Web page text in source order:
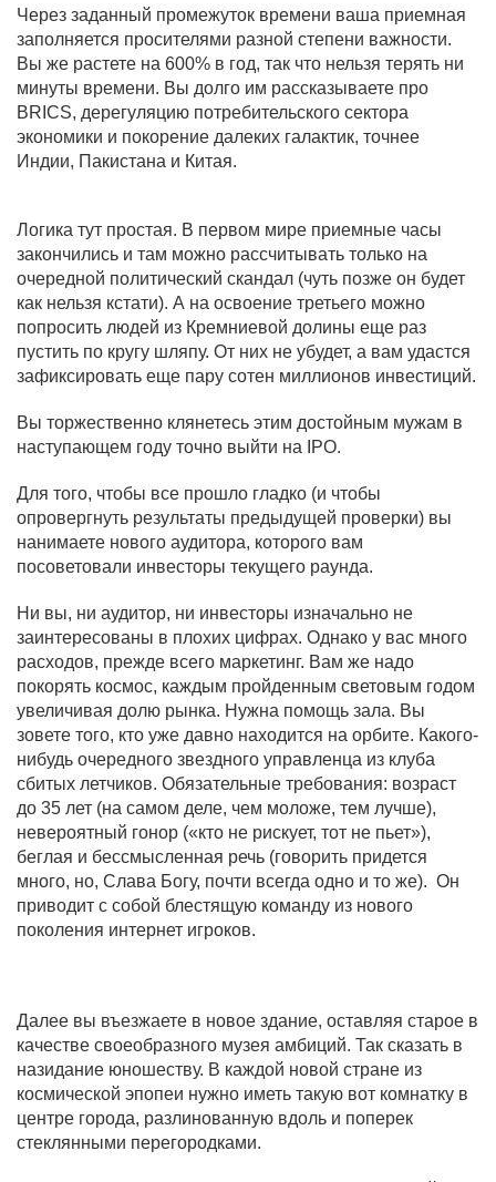
Через заданный промежуток времени ваша приемная
заполняется просителями разной степени важности.
Вы же растете на 600% в год, так что нельзя терять ни
минуты времени. Вы долго им рассказываете про
BRICS, дерегуляцию потребительского сектора
экономики и покорение далеких галактик, точнее
Индии, Пакистана и Китая.
Логика тут простая. В первом мире приемные часы
закончились и там можно рассчитывать только на
очередной политический скандал (чуть позже он будет
как нельзя кстати). А на освоение третьего можно
попросить людей из Кремниевой долины еще раз
пустить по кругу шляпу. От них не убудет, а вам удастся
зафиксировать еще пару сотен миллионов инвестиций.
Вы торжественно клянетесь этим достойным мужам в
наступающем году точно выйти на
IPO.
Для того, чтобы все прошло гладко (и чтобы
опровергнуть результаты предыдущей проверки) вы
нанимаете нового аудитора, которого вам
посоветовали инвесторы текущего раунда.
Ни вы, ни аудитор, ни инвесторы изначально не
заинтересованы в плохих цифрах. Однако у вас много
расходов, прежде всего маркетинг. Вам же надо
покорять космос, каждым пройденным световым годом
увеличивая долю рынка. Нужна помощь зала. Вы
зовете того, кто уже давно находится на орбите. Какого-
нибудь очередного звездного управленца из клуба
сбитых летчиков. Обязательные требования: возраст
до 35 лет (на самом деле, чем моложе, тем лучше),
невероятный гонор («кто не рискует, тот не пьет»),
беглая и бессмысленная речь (говорить придется
много, но, Слава Богу, почти всегда одно и то же). Он
приводит с собой блестящую команду из нового
поколения интернет игроков.
Далее вы въезжаете в новое здание, оставляя старое в
качестве своеобразного музея амбиций. Так сказать в
назидание юношеству. В каждой новой стране из
космической эпопеи нужно иметь такую вот комнатку в
центре города, разлинованную вдоль и поперек
стеклянными перегородками.